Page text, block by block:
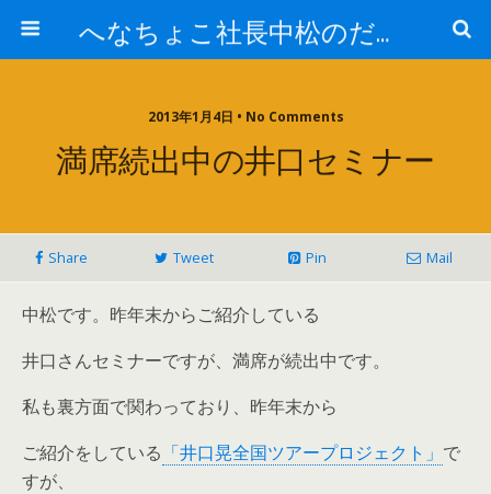
へなちょこ社長中松のだるだる日記
2013年1月4日 • No Comments
満席続出中の井口セミナー
Share Tweet Pin Mail
中松です。昨年末からご紹介している
井口さんセミナーですが、満席が続出中です。
私も裏方面で関わっており、昨年末から
ご紹介をしている 「井口晃全国ツアープロジェクト」 で
すが、